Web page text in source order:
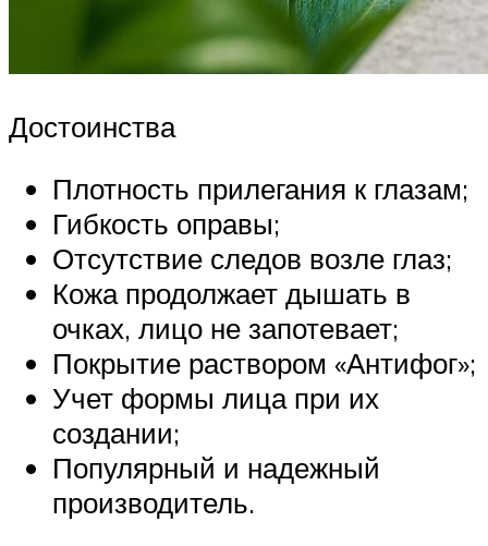
Достоинства
Плотность прилегания к глазам;
Гибкость оправы;
Отсутствие следов возле глаз;
Кожа продолжает дышать в
очках, лицо не запотевает;
Покрытие раствором «Антифог»;
Учет формы лица при их
создании;
Популярный и надежный
производитель.